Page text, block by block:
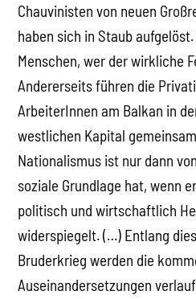
Chauvinisten von neuen
haben sich in Staub
Menschen, wer der wirkliche
Andererseits führen die
ArbeiterInnen am Balkan in
westlichen Kapital
Nationalismus ist nur dann
soziale Grundlage hat, wenn
politisch und wirtschaftlich
widerspiegelt. (…) Entlang
Bruderkrieg werden die
Auseinandersetzungen